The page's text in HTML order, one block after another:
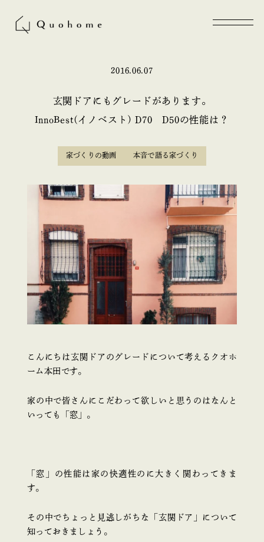
2016.06.07
玄関ドアにもグレードがあります。
InnoBest(イノベスト) D70 D50の性能は？
家づくりの動画 本音で語る家づくり
こんにちは玄関ドアのグレードについて考える クオホ
ーム本田です。
家の中で皆さんにこだわって欲しいと思うのはなんと
いっても「窓」。
「窓」の性能は家の快適性のに大きく関わってきま
す。
その中でちょっと見逃しがちな「玄関ドア」について
知っておきましょう。